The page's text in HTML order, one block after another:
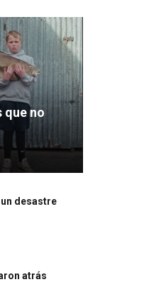
que no
desastre
atrás